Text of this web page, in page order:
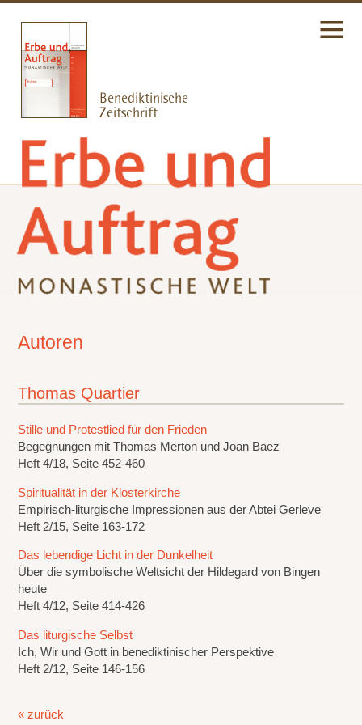
Autoren
Thomas Quartier
Stille und Protestlied für den Frieden
Begegnungen mit Thomas Merton und Joan Baez
Heft 4/18, Seite 452-460
Spiritualität in der Klosterkirche
Empirisch-liturgische Impressionen aus der Abtei Gerleve
Heft 2/15, Seite 163-172
Das lebendige Licht in der Dunkelheit
Über die symbolische Weltsicht der Hildegard von Bingen
heute
Heft 4/12, Seite 414-426
Das liturgische Selbst
Ich, Wir und Gott in benediktinischer Perspektive
Heft 2/12, Seite 146-156
« zurück